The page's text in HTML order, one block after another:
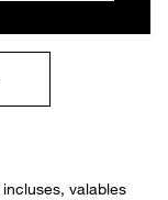
incluses, valables